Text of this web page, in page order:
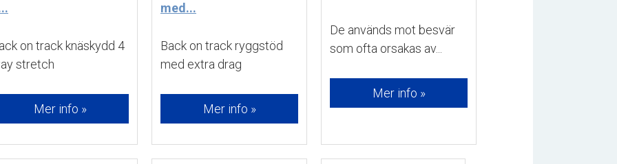
on track knäskydd 4
stretch
Mer info »
med...
Back on track ryggstöd
med extra drag
Mer info »
De används mot besvär
som ofta orsakas av...
Mer info »